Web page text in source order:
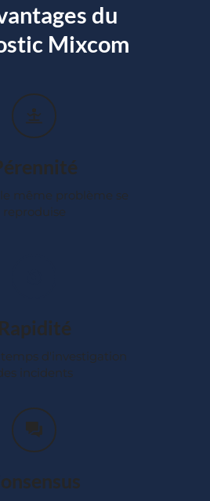
du
Mixcom
même problème se
reproduise
Rapidité
d'investigation
incidents